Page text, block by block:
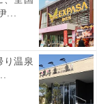
...
り温泉